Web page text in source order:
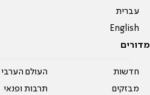
עברית
English
מדורים
חדשות
מבזקים
העולם הערבי
תרבות ופנאי